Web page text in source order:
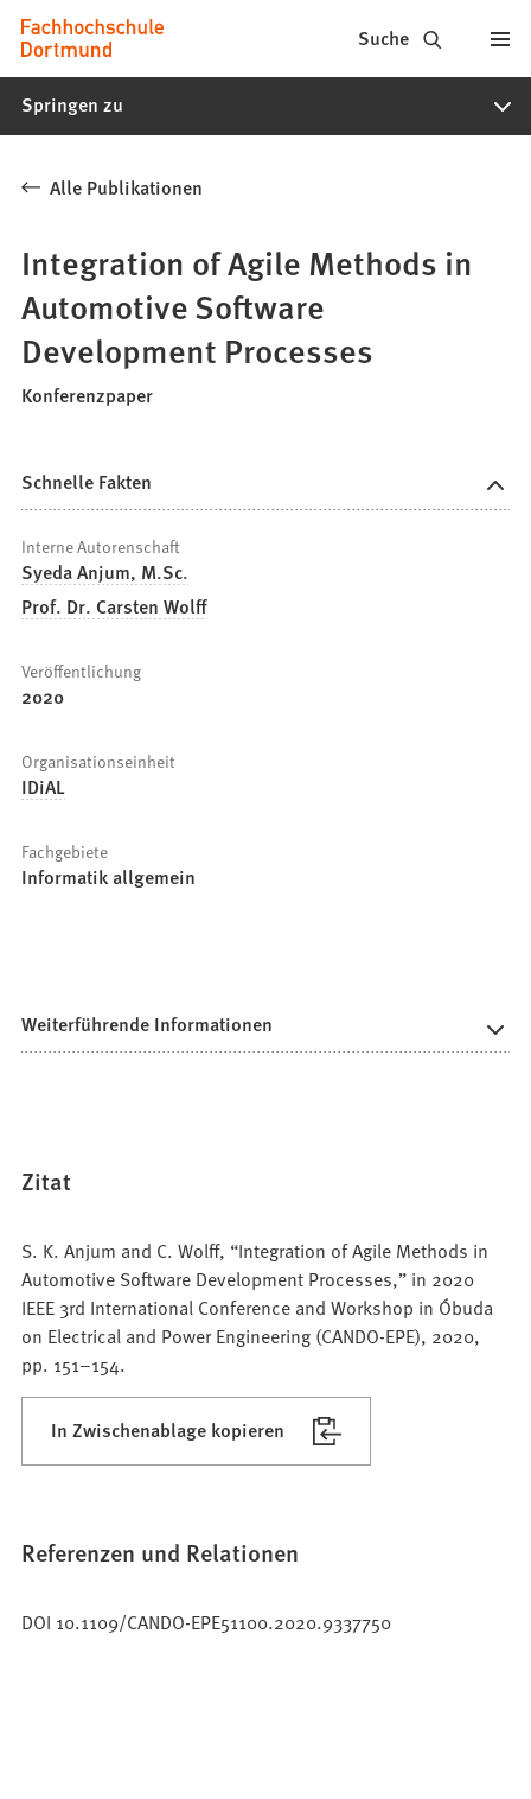
Inhalt anspringen
Fachhochschule
Dortmund
-
Studiengänge,
Bewerbung
Suche
Springen zu
Alle Publikationen
Integration of Agile Methods in
Automotive Software
Development Processes
Konferenzpaper
Schnelle Fakten
Interne Autorenschaft
Syeda Anjum, M.Sc.
Prof. Dr. Carsten Wolff
Veröffentlichung
2020
Organisationseinheit
IDiAL
Fachgebiete
Informatik allgemein
Weiterführende Informationen
Zitat
S. K. Anjum and C. Wolff, “Integration of Agile Methods in
Automotive Software Development Processes,” in 2020
IEEE 3rd International Conference and Workshop in Óbuda
on Electrical and Power Engineering (CANDO-EPE), 2020,
pp. 151–154.
In Zwischenablage kopieren
Referenzen und Relationen
DOI 10.1109/CANDO-EPE51100.2020.9337750